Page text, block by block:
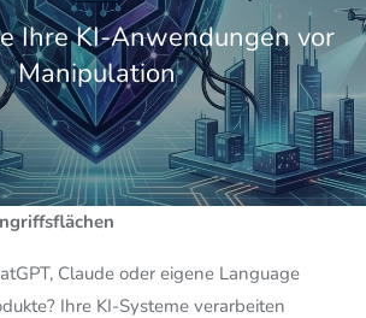
Ihre KI-Anwendungen vor
Manipulation
Claude oder eigene Language
Ihre KI-Systeme verarbeiten